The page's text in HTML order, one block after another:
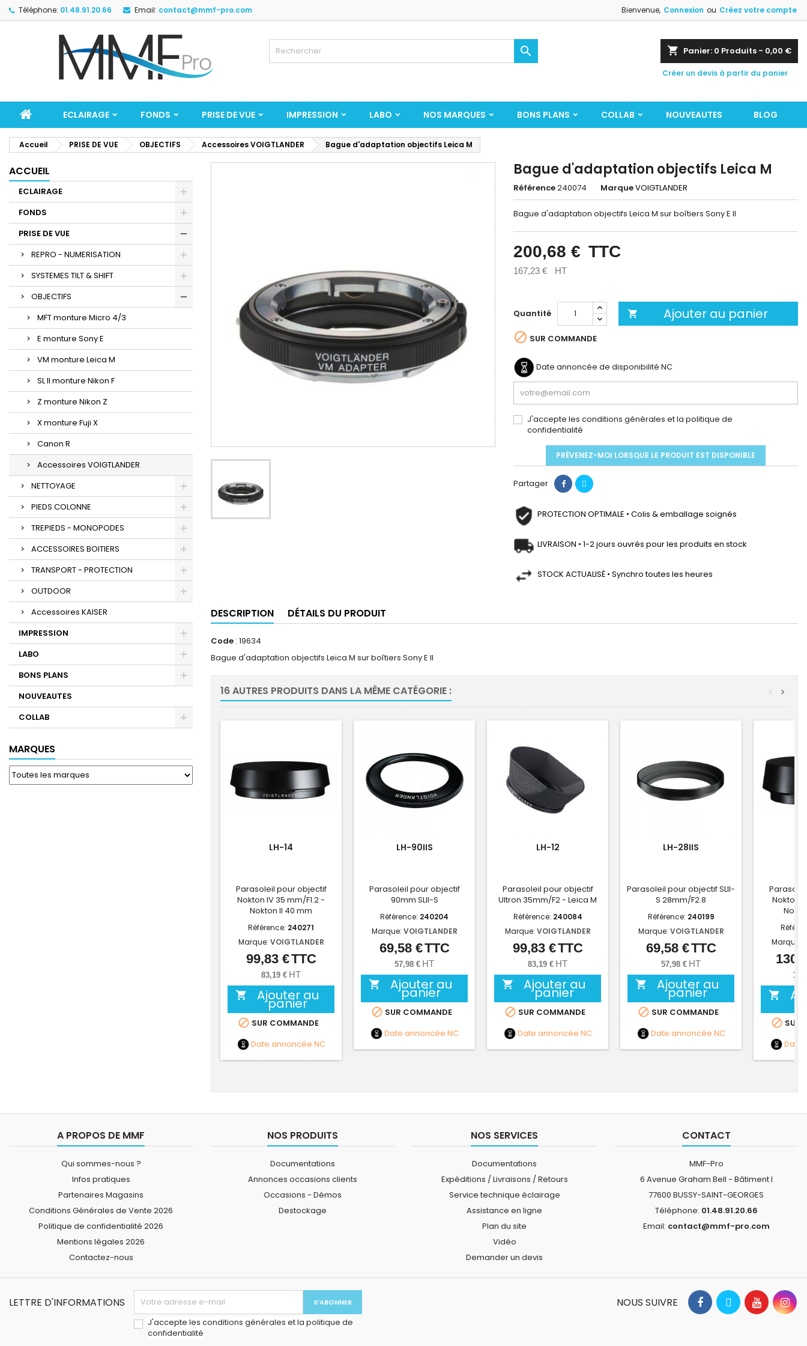
Téléphone: 01.48.91.20.66 Email: contact@mmf-pro.com Bienvenue, Connexion ou Créez votre compte
shopping_cart Panier: 0 Produits - 0,00 €
Créer un devis à partir du panier

ECLAIRAGE FONDS PRISE DE VUE IMPRESSION LABO NOS MARQUES BONS PLANS COLLAB NOUVEAUTES BLOG
Accueil PRISE DE VUE OBJECTIFS Accessoires VOIGTLANDER Bague d'adaptation objectifs Leica M
ACCUEIL
ECLAIRAGE
FONDS
PRISE DE VUE
REPRO - NUMERISATION
SYSTEMES TILT & SHIFT
OBJECTIFS
MFT monture Micro 4/3
E monture Sony E
VM monture Leica M
SL II monture Nikon F
Z monture Nikon Z
X monture Fuji X
Canon R
Accessoires VOIGTLANDER
NETTOYAGE
PIEDS COLONNE
TREPIEDS - MONOPODES
ACCESSOIRES BOITIERS
TRANSPORT - PROTECTION
OUTDOOR
Accessoires KAISER
IMPRESSION
LABO
BONS PLANS
NOUVEAUTES
COLLAB
MARQUES
Bague d'adaptation objectifs Leica M
Référence240074 MarqueVOIGTLANDER
Bague d'adaptation objectifs Leica M sur boîtiers Sony E II
200,68 € TTC
167,23 € HT
Quantité  Ajouter au panier
 SUR COMMANDE
Date annoncée de disponibilité NC
J'accepte les conditions générales et la politique de
confidentialité
PRÉVENEZ-MOI LORSQUE LE PRODUIT EST DISPONIBLE
Partager
PROTECTION OPTIMALE • Colis & emballage soignés
LIVRAISON • 1-2 jours ouvrés pour les produits en stock
STOCK ACTUALISÉ • Synchro toutes les heures
DESCRIPTION DÉTAILS DU PRODUIT
Code : 19634
Bague d'adaptation objectifs Leica M sur boîtiers Sony E II
16 AUTRES PRODUITS DANS LA MÊME CATÉGORIE : >
<
LH-14
Parasoleil pour objectif
Nokton IV 35 mm/F1.2 -
Nokton II 40 mm
Référence: 240271
Marque: VOIGTLANDER
Prix
99,83 €TTC
83,19 € HT
 Ajouter au
panier
 SUR COMMANDE
Date annoncée NC
LH-90IIS
Parasoleil pour objectif
90mm SLII-S
Référence: 240204
Marque: VOIGTLANDER
Prix
69,58 €TTC
57,98 € HT
 Ajouter au
panier
 SUR COMMANDE
Date annoncée NC
LH-12
Parasoleil pour objectif
Ultron 35mm/F2 - Leica M
Référence: 240084
Marque: VOIGTLANDER
Prix
99,83 €TTC
83,19 € HT
 Ajouter au
panier
 SUR COMMANDE
Date annoncée NC
LH-28IIS
Parasoleil pour objectif SLII-
S 28mm/F2.8
Référence: 240199
Marque: VOIGTLANDER
Prix
69,58 €TTC
57,98 € HT
 Ajouter au
panier
 SUR COMMANDE
Date annoncée NC
Nokton
Marque:

 SUR
Date
A PROPOS DE MMF
Qui sommes-nous ?
Infos pratiques
Partenaires Magasins
Conditions Générales de Vente 2026
Politique de confidentialité 2026
Mentions légales 2026
Contactez-nous
NOS PRODUITS
Documentations
Annonces occasions clients
Occasions - Démos
Destockage
NOS SERVICES
Documentations
Expéditions / Livraisons / Retours
Service technique éclairage
Assistance en ligne
Plan du site
Vidéo
Demander un devis
CONTACT
MMF-Pro
6 Avenue Graham Bell - Bâtiment I
77600 BUSSY-SAINT-GEORGES
Téléphone: 01.48.91.20.66
Email: contact@mmf-pro.com
LETTRE D'INFORMATIONS
J'accepte les conditions générales et la politique de
confidentialité
NOUS SUIVRE